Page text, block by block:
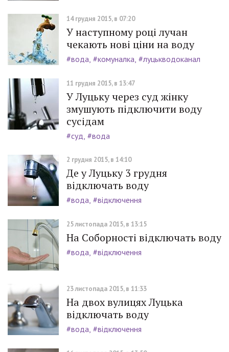
14 грудня 2015, в 07:20
У наступному році лучан
чекають нові ціни на воду
#вода #комуналка #луцькводоканал
11 грудня 2015, в 13:47
У Луцьку через суд жінку
змушують підключити воду
сусідам
#суд #вода
2 грудня 2015, в 14:10
Де у Луцьку 3 грудня
відключать воду
#вода #відключення
25 листопада 2015, в 13:15
На Соборності відключать воду
#вода #відключення
23 листопада 2015, в 11:33
На двох вулицях Луцька
відключать воду
#вода #відключення